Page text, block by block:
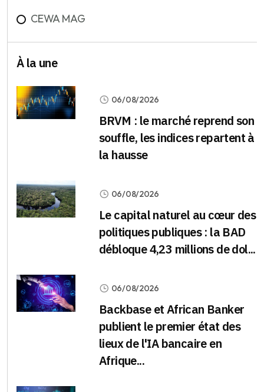
CEWA MAG
À la une
06/08/2026
BRVM : le marché reprend son
souffle, les indices repartent à
la hausse
06/08/2026
Le capital naturel au cœur des
politiques publiques : la BAD
débloque 4,23 millions de dol...
06/08/2026
Backbase et African Banker
publient le premier état des
lieux de l'IA bancaire en
Afrique...